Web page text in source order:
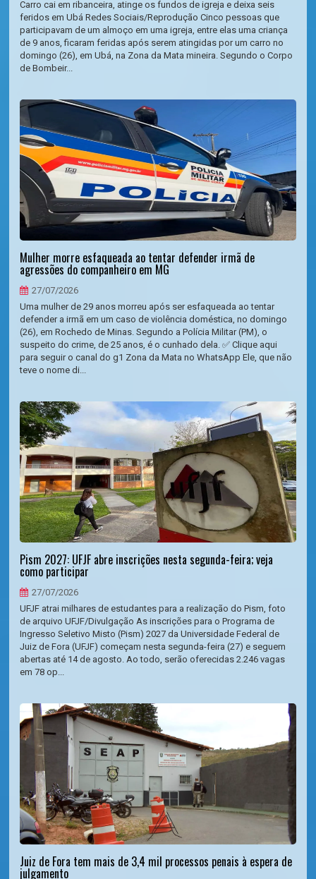
Carro cai em ribanceira, atinge os fundos de igreja e deixa seis
feridos em Ubá Redes Sociais/Reprodução Cinco pessoas que
participavam de um almoço em uma igreja, entre elas uma criança
de 9 anos, ficaram feridas após serem atingidas por um carro no
domingo (26), em Ubá, na Zona da Mata mineira. Segundo o Corpo
de Bombeir...
Mulher morre esfaqueada ao tentar defender irmã de
agressões do companheiro em MG
27/07/2026
Uma mulher de 29 anos morreu após ser esfaqueada ao tentar
defender a irmã em um caso de violência doméstica, no domingo
(26), em Rochedo de Minas. Segundo a Polícia Militar (PM), o
suspeito do crime, de 25 anos, é o cunhado dela. ✅ Clique aqui
para seguir o canal do g1 Zona da Mata no WhatsApp Ele, que não
teve o nome di...
Pism 2027: UFJF abre inscrições nesta segunda-feira; veja
como participar
27/07/2026
UFJF atrai milhares de estudantes para a realização do Pism, foto
de arquivo UFJF/Divulgação As inscrições para o Programa de
Ingresso Seletivo Misto (Pism) 2027 da Universidade Federal de
Juiz de Fora (UFJF) começam nesta segunda-feira (27) e seguem
abertas até 14 de agosto. Ao todo, serão oferecidas 2.246 vagas
em 78 op...
Juiz de Fora tem mais de 3,4 mil processos penais à espera de
julgamento